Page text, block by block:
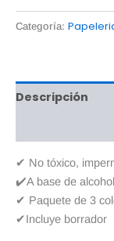
Categoría:
Descripción
✔ No tóxico,
✔️A base de
✔ Paquete de 3
✔Incluye borrador